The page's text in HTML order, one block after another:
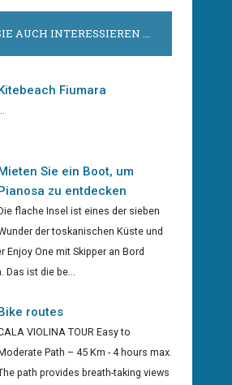
AUCH INTERESSIEREN ...
Fiumara
Sie ein Boot, um
zu entdecken
flache Insel ist eines der sieben
der toskanischen Küste und
Enjoy One mit Skipper an Bord
ist die be...
routes
VIOLINA TOUR Easy to
Path – 45 Km - 4 hours max.
path provides breath-taking views